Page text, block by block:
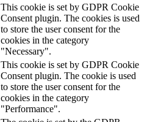
This cookie is set by GDPR Cookie
Consent plugin. The cookies is used
to store the user consent for the
cookies in the category
"Necessary".
This cookie is set by GDPR Cookie
Consent plugin. The cookie is used
to store the user consent for the
cookies in the category
"Performance".